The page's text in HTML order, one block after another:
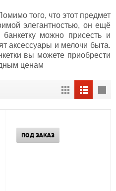
того, что этот предмет
элегантностью, он ещё
можно присесть и
аксессуары и мелочи быта.
вы можете приобрести
ценам
ПОД ЗАКАЗ